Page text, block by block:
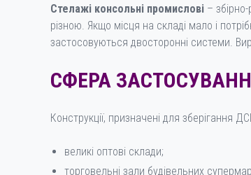
Стелажі консольні промислові –
різною. Якщо місця на складі мало і
застосовуються двосторонні системи.
СФЕРА
Конструкції, призначені для зберігання
великі оптові склади;
торговельні зали будівельних